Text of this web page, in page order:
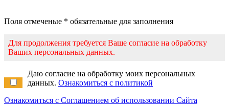
Поля отмеченые * обязательные для заполнения
Для продолжения требуется Ваше согласие на обработку
Ваших персональных данных.
Даю согласие на обработку моих персональных
данных. Ознакомиться с политикой
Ознакомиться с Соглашением об использовании Сайта